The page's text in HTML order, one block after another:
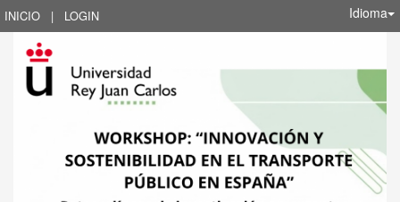
INICIO | LOGIN Idioma